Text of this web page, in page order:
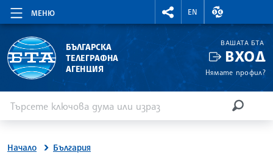
МЕНЮ
RIGHTMENU.SOCIAL
EN
ВАЛУТНИ
БЪЛГАРСКА
ТЕЛЕГРАФНА
АГЕНЦИЯ
ВАШАТА БТА
ВХОД
Нямате профил?
Начало България